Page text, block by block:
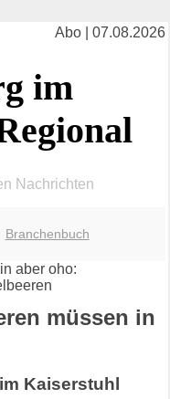
Abo | 07.08.2026
im
Nachrichten
Branchenbuch
müssen in
Kaiserstuhl